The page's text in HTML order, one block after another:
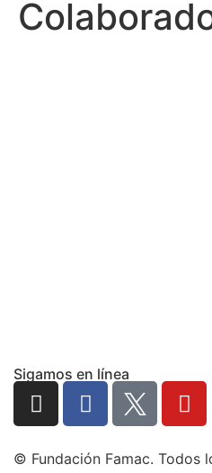
Sigamos en línea
© Fundación Famac. Todos